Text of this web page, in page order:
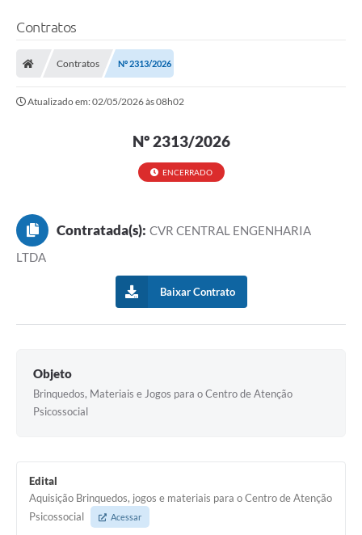
Secretarias
Programa Famílias Fortes
Contratação de estagiário - estudante de Direito -
Procuradoria do Município de Valinhos
Contratos
Carta de Serviços
Contratos
Contratos Nº 2313/2026
Atualizado em: 02/05/2026 às 08h02
Nº 2313/2026
ENCERRADO
Contratada(s): CVR CENTRAL ENGENHARIA
LTDA
Baixar Contrato
Objeto
Brinquedos, Materiais e Jogos para o Centro de Atenção
Psicossocial
Edital
Aquisição Brinquedos, jogos e materiais para o Centro de Atenção
Psicossocial
Acessar